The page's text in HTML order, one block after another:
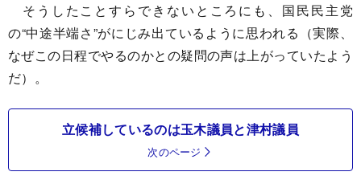
そうしたことすらできないところにも、国民民主党
の“中途半端さ”がにじみ出ているように思われる（実際、
なぜこの日程でやるのかとの疑問の声は上がっていたよう
だ）。
立候補しているのは玉木議員と津村議員
次のページ